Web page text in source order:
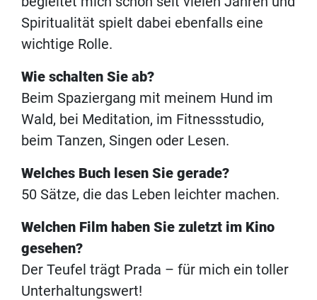
Spiritualität spielt dabei ebenfalls eine
wichtige Rolle.
Wie schalten Sie ab?
Beim Spaziergang mit meinem Hund im
Wald, bei Meditation, im Fitnessstudio,
beim Tanzen, Singen oder Lesen.
Welches Buch lesen Sie gerade?
50 Sätze, die das Leben leichter machen.
Welchen Film haben Sie zuletzt im Kino
gesehen?
Der Teufel trägt Prada – für mich ein toller
Unterhaltungswert!